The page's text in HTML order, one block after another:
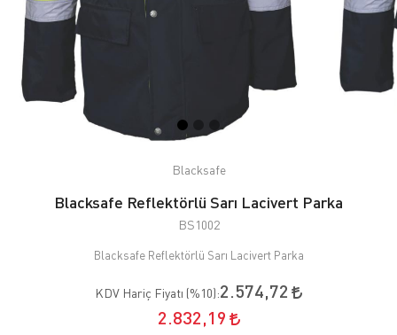
Blacksafe
Blacksafe Reflektörlü Sarı Lacivert Parka
BS1002
Blacksafe Reflektörlü Sarı Lacivert Parka
KDV Hariç Fiyatı (%10):2.574,72
2.832,19